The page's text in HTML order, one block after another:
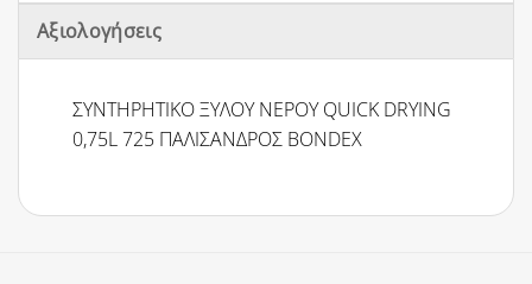
Αξιολογήσεις
ΣΥΝΤΗΡΗΤΙΚΟ ΞΥΛΟΥ ΝΕΡΟΥ QUICK DRYING
0,75L 725 ΠΑΛΙΣΑΝΔΡΟΣ BONDEX